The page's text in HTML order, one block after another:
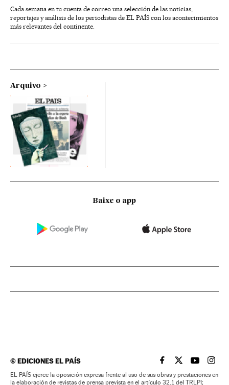
Cada semana en tu cuenta de correo una selección de las noticias,
reportajes y análisis de los periodistas de EL PAÍS con los acontecimientos
más relevantes del continente.
Arquivo
Baixe o app
©EDICIONES EL PAÍS EL PAÍS BRASIL EN
EL PAÍSEL PAÍS
EL
EL PAÍS ejerce la oposición expresa frente al uso de sus obras y prestaciones en
la elaboración de revistas de prensa prevista en el artículo 32.1 del TRLPI;